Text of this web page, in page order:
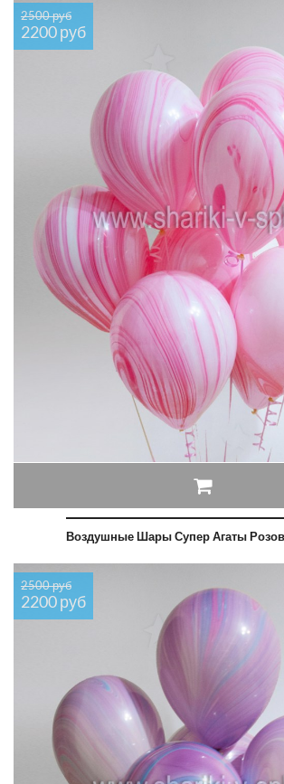
2500 руб
2200 руб
Воздушные Шары Супер Агаты
2500 руб
2200 руб